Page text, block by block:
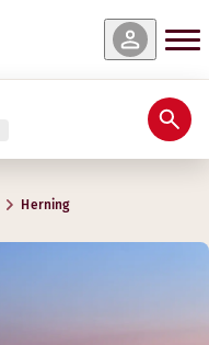
Herning